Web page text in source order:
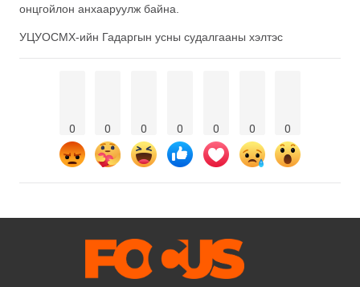
онцгойлон анхааруулж байна.
УЦУОСМХ-ийн Гадаргын усны судалгааны хэлтэс
0 0 0 0 0 0 0